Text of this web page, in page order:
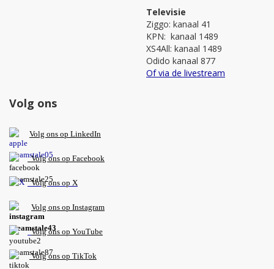
Televisie
Ziggo: kanaal 41
KPN: kanaal 1489
XS4All: kanaal 1489
Odido kanaal 877
Of via de livestream
Volg ons
Volg ons op LinkedIn
Volg ons op Facebook
Volg ons op X
Volg ons op Instagram
Volgons op YouTube
Volg ons op TikTok